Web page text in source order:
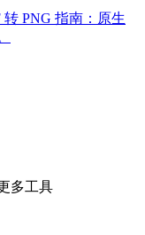
转 PNG 指南：原生
多工具